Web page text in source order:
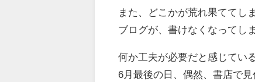
また、どこかが荒れ果ててし
ブログが、書けなくなってし
何か工夫が必要だと感じてい
6月最後の日、偶然、書店で